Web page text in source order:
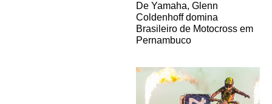
De Yamaha, Glenn
Coldenhoff domina
Brasileiro de Motocross em
Pernambuco